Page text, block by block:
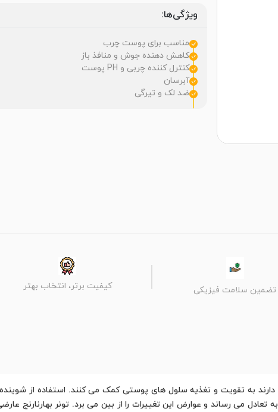
ویژگی‌ها:
مناسب برای پوست چرب
کاهش دهنده جوش و منافذ باز
کنترل کننده چربی و PH پوست
آبرسان
ضد لک و تیرگی
تضمین سلامت فیزیکی کیفیت برتر، انتخاب بهتر
تعادل می رساند و عوارض این تغییرات را از بین می برد. تونر بهارنارنج